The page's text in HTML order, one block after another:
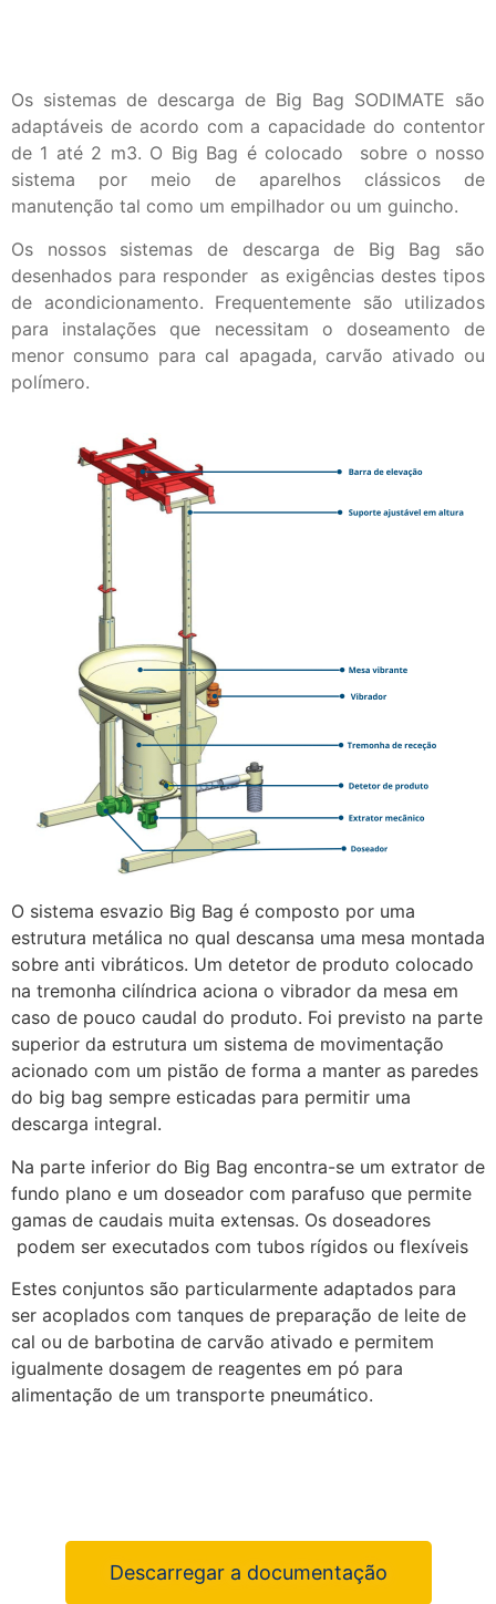
Os sistemas de descarga de Big Bag SODIMATE são
adaptáveis de acordo com a capacidade do contentor
de 1 até 2 m3. O Big Bag é colocado sobre o nosso
sistema por meio de aparelhos clássicos de
manutenção tal como um empilhador ou um guincho.
Os nossos sistemas de descarga de Big Bag são
desenhados para responder as exigências destes tipos
de acondicionamento. Frequentemente são utilizados
para instalações que necessitam o doseamento de
menor consumo para cal apagada, carvão ativado ou
polímero.
O sistema esvazio Big Bag é composto por uma
estrutura metálica no qual descansa uma mesa montada
sobre anti vibráticos. Um detetor de produto colocado
na tremonha cilíndrica aciona o vibrador da mesa em
caso de pouco caudal do produto. Foi previsto na parte
superior da estrutura um sistema de movimentação
acionado com um pistão de forma a manter as paredes
do big bag sempre esticadas para permitir uma
descarga integral.
Na parte inferior do Big Bag encontra-se um extrator de
fundo plano e um doseador com parafuso que permite
gamas de caudais muita extensas. Os doseadores
podem ser executados com tubos rígidos ou flexíveis
Estes conjuntos são particularmente adaptados para
ser acoplados com tanques de preparação de leite de
cal ou de barbotina de carvão ativado e permitem
igualmente dosagem de reagentes em pó para
alimentação de um transporte pneumático.
Descarregar a documentação